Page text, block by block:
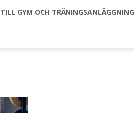
GYM OCH TRÄNINGSANLÄGGNING